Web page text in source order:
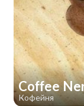
Coffee
Кофейня